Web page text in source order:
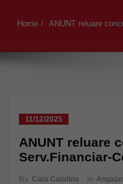
Home ANUNT reluare
11/12/2025
ANUNT reluare
Serv.Financiar-
By Cata Catalina in